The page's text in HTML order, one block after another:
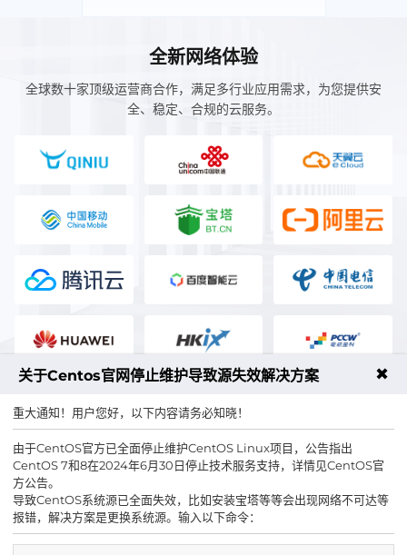
全新网络体验
全球数十家顶级运营商合作，满足多行业应用需求，为您提供安
全、稳定、合规的云服务。
关于Centos官网停止维护导致源失效解决方案 ✖
重大通知！用户您好，以下内容请务必知晓！
由于CentOS官方已全面停止维护CentOS Linux项目，公告指出
CentOS 7和8在2024年6月30日停止技术服务支持，详情见CentOS官
方公告。
导致CentOS系统源已全面失效，比如安装宝塔等等会出现网络不可达等
报错，解决方案是更换系统源。输入以下命令：